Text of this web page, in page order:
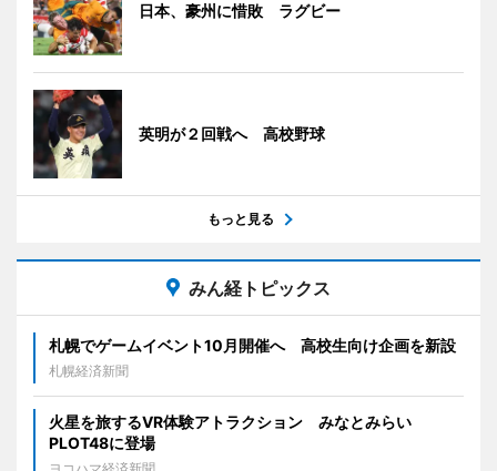
日本、豪州に惜敗 ラグビー
英明が２回戦へ 高校野球
もっと見る
みん経トピックス
札幌でゲームイベント10月開催へ 高校生向け企画を新設
札幌経済新聞
火星を旅するVR体験アトラクション みなとみらい
PLOT48に登場